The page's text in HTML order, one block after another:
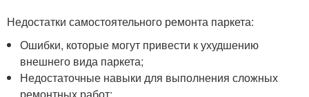
Недостатки самостоятельного ремонта паркета:
Ошибки, которые могут привести к ухудшению
внешнего вида паркета;
Недостаточные навыки для выполнения сложных